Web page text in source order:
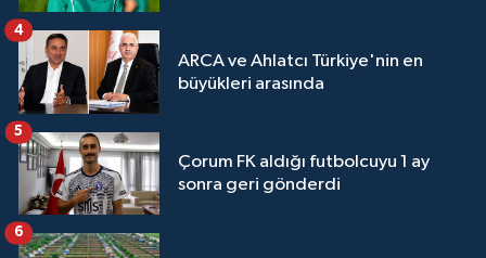
ARCA ve Ahlatcı Türkiye'nin en
büyükleri arasında
4
Çorum FK aldığı futbolcuyu 1 ay
sonra geri gönderdi
5
6